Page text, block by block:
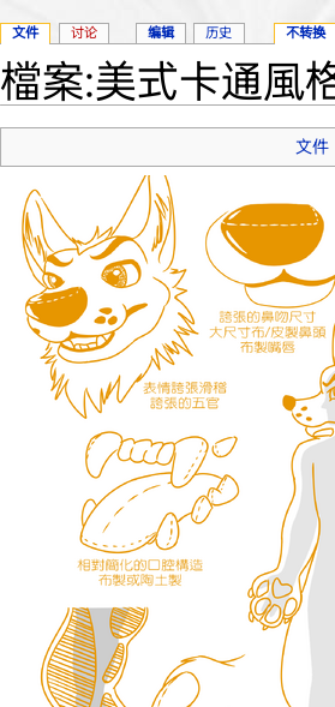
檔案:美式卡通風
文件
文件 讨论 编辑 历史 不转换